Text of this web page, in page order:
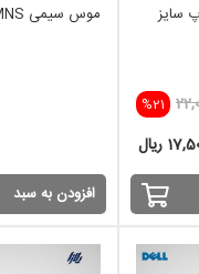
تاپ سایز
%21
ریال
موس سیمی MNS مدل M26
افزودن به سبد